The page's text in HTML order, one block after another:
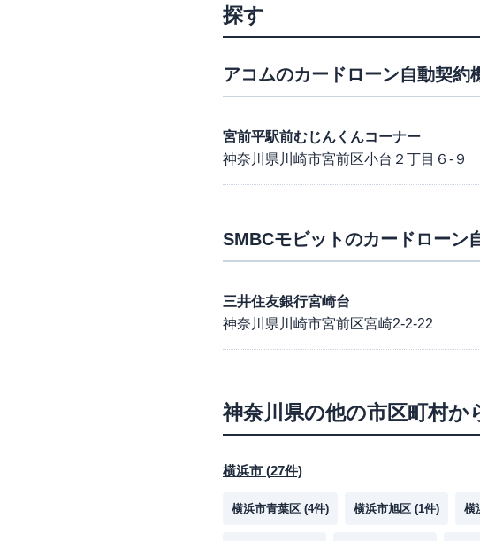
探す
アコムのカードローン自動契約
宮前平駅前むじんくんコーナー
神奈川県川崎市宮前区小台２丁目６-９
SMBCモビットのカードローン
三井住友銀行宮崎台
神奈川県川崎市宮前区宮崎2-2-22
神奈川県の他の市区町村か
横浜市 (27件)
横浜市青葉区 (4件) 横浜市旭区 (1件) 横